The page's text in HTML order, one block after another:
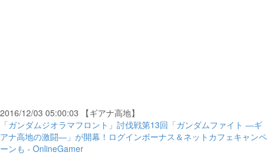
2016/12/03 05:00:03 【ギアナ高地】
「ガンダムジオラマフロント」討伐戦第13回「ガンダムファイト ―ギ
アナ高地の激闘―」が開幕！ログインボーナス＆ネットカフェキャンペ
ーンも - OnlineGamer